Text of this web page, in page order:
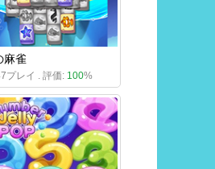
麻雀
プレイ . 評価: 100%